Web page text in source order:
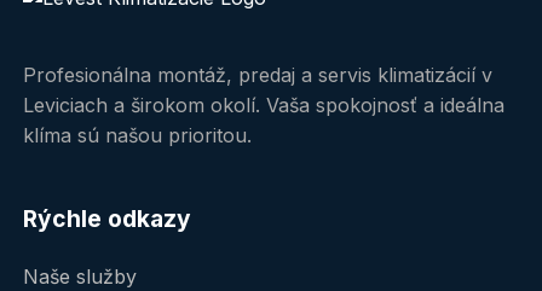
Profesionálna montáž, predaj a servis klimatizácií v
Leviciach a širokom okolí. Vaša spokojnosť a ideálna
klíma sú našou prioritou.
Rýchle odkazy
Naše služby